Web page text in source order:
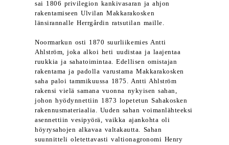
sai 1806 privilegion kankivasaran ja ahjon
rakentamiseen Ulvilan Makkarakosken
länsirannalle Herrgårdin ratsutilan maille.
Noormarkun osti 1870 suurliikemies Antti
Ahlström, joka alkoi heti uudistaa ja laajentaa
ruukkia ja sahatoimintaa. Edellisen omistajan
rakentama ja padolla varustama Makkarakosken
saha paloi tammikuussa 1875. Antti Ahlström
rakensi vielä samana vuonna nykyisen sahan,
johon hyödynnettiin 1873 lopetetun Sahakosken
rakennusmateriaalia. Uuden sahan voimanlähteeksi
asennettiin vesipyörä, vaikka ajankohta oli
höyrysahojen alkavaa valtakautta. Sahan
suunnitteli oletettavasti valtionagronomi Henry